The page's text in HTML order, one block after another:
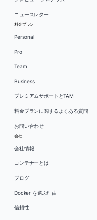
ニュースレター
料金プラン
Personal
Pro
Team
Business
プレミアムサポートとTAM
料金プランに関するよくある質問
お問い合わせ
会社
会社情報
コンテナーとは
ブログ
Docker を選ぶ理由
信頼性